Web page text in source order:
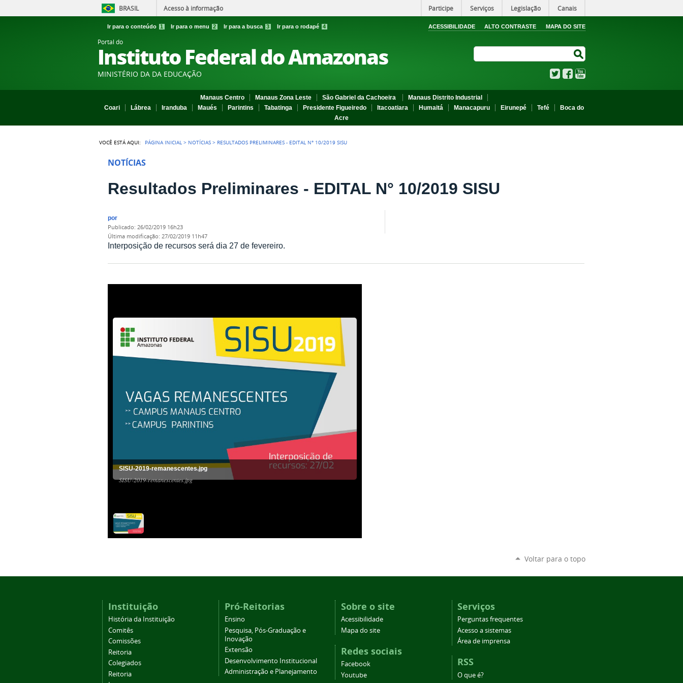
BRASIL Acesso à informação Participe Serviços Legislação Canais
Ir para o conteúdo 1 Ir para o menu 2 Ir para a busca 3 Ir para o rodapé 4 ACESSIBILIDADE ALTO CONTRASTE MAPA DO SITE
Portal do
Instituto Federal do Amazonas
MINISTÉRIO DA DA EDUCAÇÃO TwitterFacebook
Manaus Centro Manaus Zona Leste São Gabriel da Cachoeira
Manaus Distrito Industrial
Coari
Lábrea Iranduba Maués Parintins Tabatinga Presidente Figueiredo Itacoatiara Humaitá Manacapuru Eirunepé Tefé
Boca do
Acre
VOCÊ ESTÁ AQUI: PÁGINA INICIAL > NOTÍCIAS > RESULTADOS PRELIMINARES - EDITAL N° 10/2019 SISU
NOTÍCIAS
Resultados Preliminares - EDITAL N° 10/2019 SISU
por
publicado: 26/02/2019 16h23
última modificação: 27/02/2019 11h47
Interposição de recursos será dia 27 de fevereiro.
SISU-2019-remanescentes.jpg
SISU-2019-remanescentes.jpg
Voltar para o topo
Instituição
História da Instituição
Comitês
Comissões
Reitoria
Colegiados
Reitoria
Pró-Reitorias
Ensino
Pesquisa, Pós-Graduação e
Inovação
Extensão
Desenvolvimento Institucional
Administração e Planejamento
Sobre o site
Acessibilidade
Mapa do site
Redes sociais
Facebook
Youtube
Serviços
Perguntas frequentes
Acesso a sistemas
Área de imprensa
RSS
O que é?